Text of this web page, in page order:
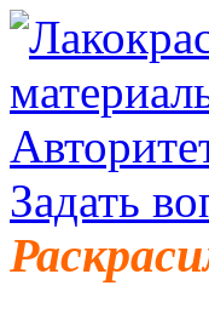
Задать